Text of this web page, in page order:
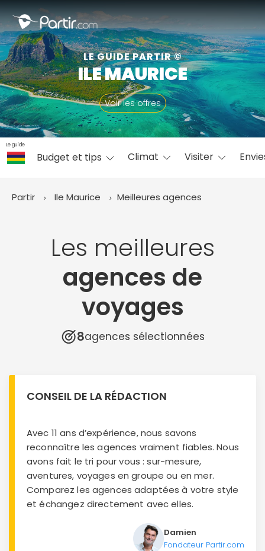
LE GUIDE PARTIR ©
ILE MAURICE
Voir les offres
Le guide
Budget et tips Climat Visiter
Partir Ile Maurice Meilleures agences
Les meilleures
agences de
voyages
8agences sélectionnées
CONSEIL DE LA RÉDACTION
Avec 11 ans d’expérience, nous savons
reconnaître les agences vraiment fiables. Nous
avons fait le tri pour vous : sur-mesure,
aventures, voyages en groupe ou en mer.
Comparez les agences adaptées à votre style
et échangez directement avec elles.
Damien
Fondateur Partir.com
Fermer
📍 Destinations populaires
☀️ Où partir par mois
Juillet
Août Septembre
Octobre